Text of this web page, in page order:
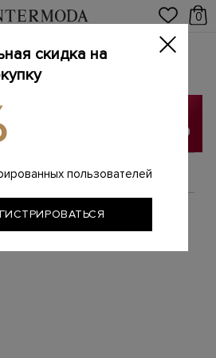
0
мужские лоферы
/
СОРТИРОВАТЬ
скидка на
пользователей